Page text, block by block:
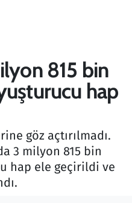
815 bin
hap
göz açtırılmadı.
3 milyon 815 bin
hap ele geçirildi ve